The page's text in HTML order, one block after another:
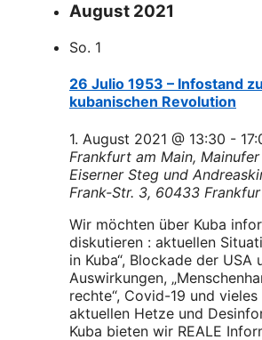
August 2021
So. 1
26 Julio 1953 – Infostand
kubanischen Revolution
1. August 2021 @ 13:30 -
Frankfurt am Main,
Eiserner Steg und
Frank-Str. 3, 60433
Wir möchten über Kuba
diskutieren : aktuellen
in Kuba“, Blockade der USA
Auswirkungen,
rechte“, Covid-19 und
aktuellen Hetze und
Kuba bieten wir REALE